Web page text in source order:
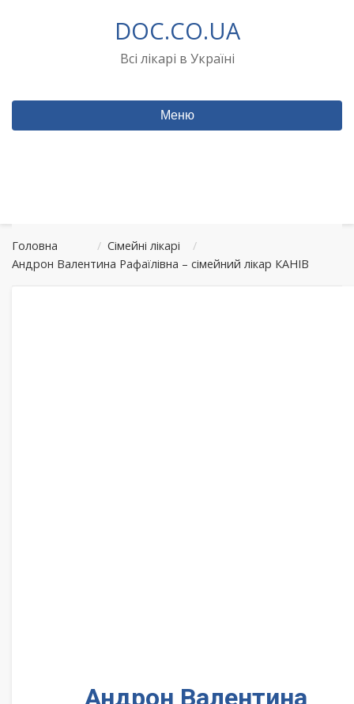
DOC.CO.UA
Всі лікарі в Україні
Меню
Головна / Сімейні лікарі
/
Андрон Валентина Рафаїлівна – сімейний лікар КАНІВ
Андрон Валентина